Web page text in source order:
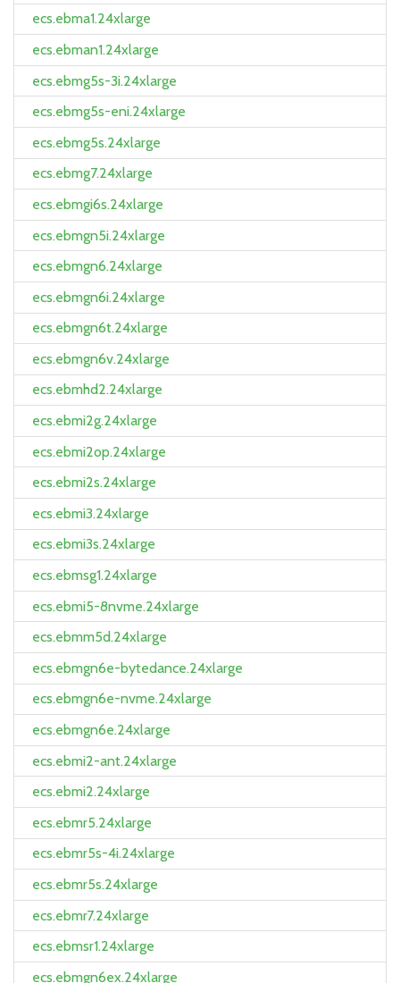
ecs.ebma1.24xlarge
ecs.ebman1.24xlarge
ecs.ebmg5s-3i.24xlarge
ecs.ebmg5s-eni.24xlarge
ecs.ebmg5s.24xlarge
ecs.ebmg7.24xlarge
ecs.ebmgi6s.24xlarge
ecs.ebmgn5i.24xlarge
ecs.ebmgn6.24xlarge
ecs.ebmgn6i.24xlarge
ecs.ebmgn6t.24xlarge
ecs.ebmgn6v.24xlarge
ecs.ebmhd2.24xlarge
ecs.ebmi2g.24xlarge
ecs.ebmi2op.24xlarge
ecs.ebmi2s.24xlarge
ecs.ebmi3.24xlarge
ecs.ebmi3s.24xlarge
ecs.ebmsg1.24xlarge
ecs.ebmi5-8nvme.24xlarge
ecs.ebmm5d.24xlarge
ecs.ebmgn6e-bytedance.24xlarge
ecs.ebmgn6e-nvme.24xlarge
ecs.ebmgn6e.24xlarge
ecs.ebmi2-ant.24xlarge
ecs.ebmi2.24xlarge
ecs.ebmr5.24xlarge
ecs.ebmr5s-4i.24xlarge
ecs.ebmr5s.24xlarge
ecs.ebmr7.24xlarge
ecs.ebmsr1.24xlarge
ecs.ebmgn6ex.24xlarge